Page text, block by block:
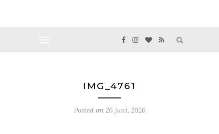
IMG_4761
Posted on 26 juni, 2026